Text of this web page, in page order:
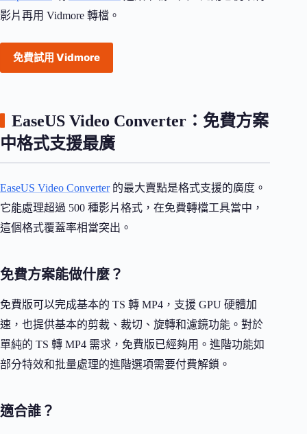
影片再用 Vidmore 轉檔。
免費試用 Vidmore
EaseUS Video Converter：免費方案
中格式支援最廣
EaseUS Video Converter的最大賣點是格式支援的廣度。
它能處理超過 500 種影片格式，在免費轉檔工具當中，
這個格式覆蓋率相當突出。
免費方案能做什麼？
免費版可以完成基本的 TS 轉 MP4，支援 GPU 硬體加
速，也提供基本的剪裁、裁切、旋轉和濾鏡功能。對於
單純的 TS 轉 MP4 需求，免費版已經夠用。進階功能如
部分特效和批量處理的進階選項需要付費解鎖。
適合誰？